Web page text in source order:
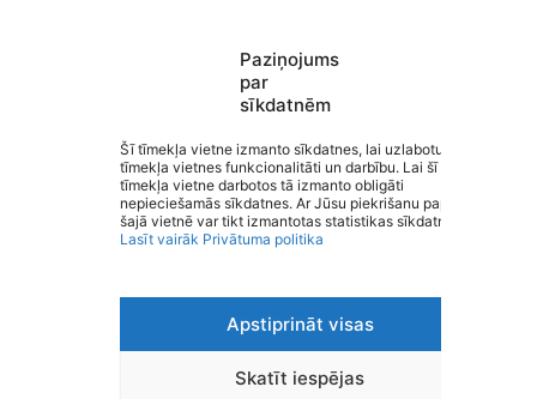
Paziņojums
par
sīkdatnēm
Šī tīmekļa vietne izmanto sīkdatnes, lai uzlabotu
tīmekļa vietnes funkcionalitāti un darbību. Lai šī
tīmekļa vietne darbotos tā izmanto obligāti
nepieciešamās sīkdatnes. Ar Jūsu piekrišanu papildus
šajā vietnē var tikt izmantotas statistikas sīkdatnes.
Lasīt vairāk Privātuma politika
Apstiprināt visas
Skatīt iespējas
Kocēnu Sporta skola
Privātuma politika